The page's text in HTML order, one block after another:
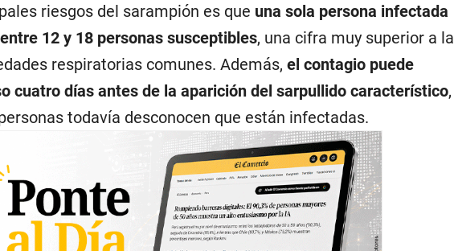
riesgos del sarampión es que una sola persona infectada
12 y 18 personas susceptibles, una cifra muy superior a la
respiratorias comunes. Además, el contagio puede
cuatro días antes de la aparición del sarpullido característico,
todavía desconocen que están infectadas.